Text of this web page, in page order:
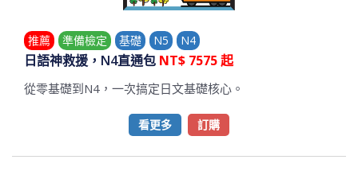
推薦 準備檢定 基礎 N5 N4
日語神救援，N4直通包 NT$ 7575 起
從零基礎到N4，一次搞定日文基礎核心。
看更多 訂購